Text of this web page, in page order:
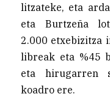
litzateke, eta
eta Burtzeña
2.000 etxebizitza
libreak eta %45
eta hirugarren
koadro ere.